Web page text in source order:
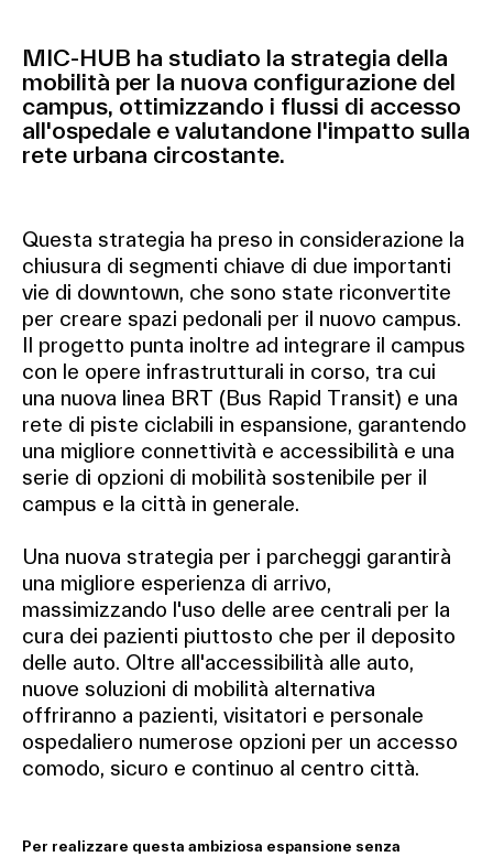
MIC-HUB ha studiato la strategia della
mobilità per la nuova configurazione del
campus, ottimizzando i flussi di accesso
all'ospedale e valutandone l'impatto sulla
rete urbana circostante.
Questa strategia ha preso in considerazione la
chiusura di segmenti chiave di due importanti
vie di downtown, che sono state riconvertite
per creare spazi pedonali per il nuovo campus.
Il progetto punta inoltre ad integrare il campus
con le opere infrastrutturali in corso, tra cui
una nuova linea BRT (Bus Rapid Transit) e una
rete di piste ciclabili in espansione, garantendo
una migliore connettività e accessibilità e una
serie di opzioni di mobilità sostenibile per il
campus e la città in generale.
Una nuova strategia per i parcheggi garantirà
una migliore esperienza di arrivo,
massimizzando l'uso delle aree centrali per la
cura dei pazienti piuttosto che per il deposito
delle auto. Oltre all'accessibilità alle auto,
nuove soluzioni di mobilità alternativa
offriranno a pazienti, visitatori e personale
ospedaliero numerose opzioni per un accesso
comodo, sicuro e continuo al centro città.
Per realizzare questa ambiziosa espansione senza